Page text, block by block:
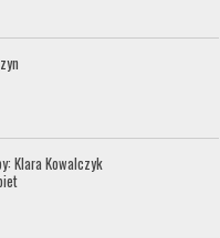
Klara Kowalczyk